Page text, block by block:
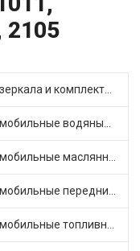
2105
Автозеркала и комплектующие (11)
Автомобильные водяные насосы (14)
Автомобильные маслянные насосы (9)
Автомобильные передние фары (12)
Автомобильные топливные насосы (17)